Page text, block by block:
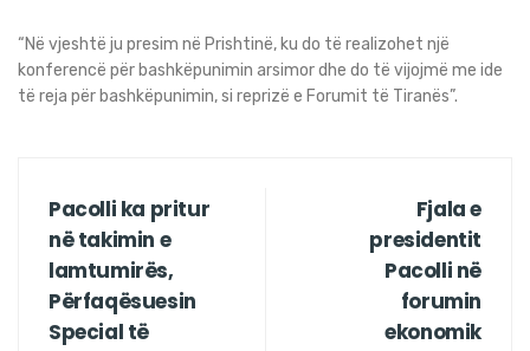
“Në vjeshtë ju presim në Prishtinë, ku do të realizohet një
konferencë për bashkëpunimin arsimor dhe do të vijojmë me ide
të reja për bashkëpunimin, si reprizë e Forumit të Tiranës”.
Pacolli ka pritur
në takimin e
lamtumirës,
Përfaqësuesin
Special të
Fjala e
presidentit
Pacolli në
forumin
ekonomik